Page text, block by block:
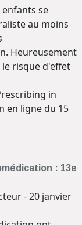
se
au moins
Heureusement
risque d'effet
in
en ligne du 15
: 13e
- 20 janvier